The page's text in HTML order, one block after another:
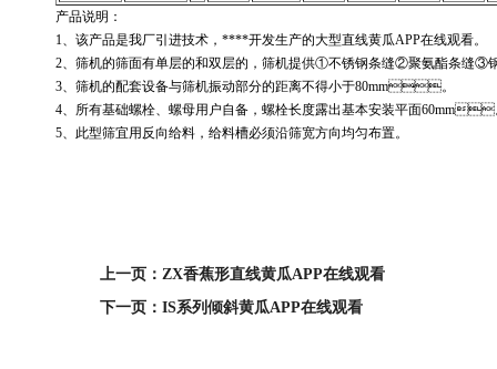
产品说明：
1、该产品是我厂引进技术，****开发生产的大型直线黄瓜APP在线观看。
2、筛机的筛面有单层的和双层的，筛机提供①不锈钢条缝②聚氨酯条
3、筛机的配套设备与筛机振动部分的距离不得小于80mm。
4、所有基础螺栓、螺母用户自备，螺栓长度露出基本安装平面
5、此型筛宜用反向给料，给料槽必须沿筛宽方向均匀布置。
上一页：ZX香蕉形直线黄瓜APP在线观看
下一页：IS系列倾斜黄瓜APP在线观看